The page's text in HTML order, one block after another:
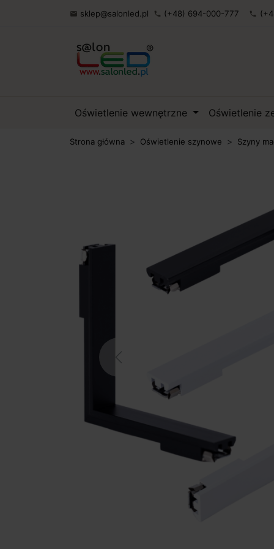
 sklep@salonled.pl phone (+48) 694-000-777 phone
Oświetlenie wewnętrzne Oświetlenie
Strona główna Oświetlenie szynowe Szyny